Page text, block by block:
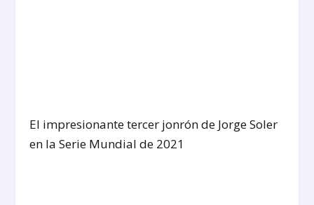
El impresionante tercer jonrón de Jorge Soler
en la Serie Mundial de 2021